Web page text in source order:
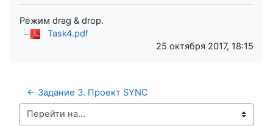
Режим drag & drop.
Task4.pdf
25 октября 2017, 18:15
← Задание 3. Проект SYNC
Перейти на...